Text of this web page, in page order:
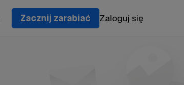
Zacznij zarabiać Zaloguj się